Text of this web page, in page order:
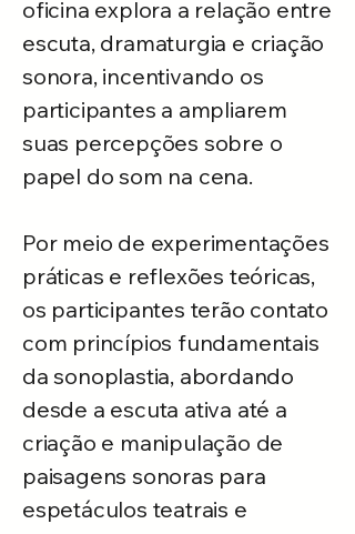
oficina explora a relação entre
escuta, dramaturgia e criação
sonora, incentivando os
participantes a ampliarem
suas percepções sobre o
papel do som na cena.
Por meio de experimentações
práticas e reflexões teóricas,
os participantes terão contato
com princípios fundamentais
da sonoplastia, abordando
desde a escuta ativa até a
criação e manipulação de
paisagens sonoras para
espetáculos teatrais e